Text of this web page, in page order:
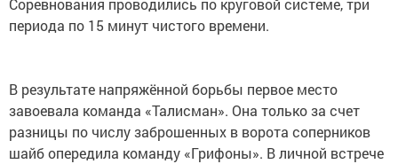
Соревнования проводились по круговой системе, три
периода по 15 минут чистого времени.
В результате напряжённой борьбы первое место
завоевала команда «Талисман». Она только за счет
разницы по числу заброшенных в ворота соперников
шайб опередила команду «Грифоны». В личной встрече